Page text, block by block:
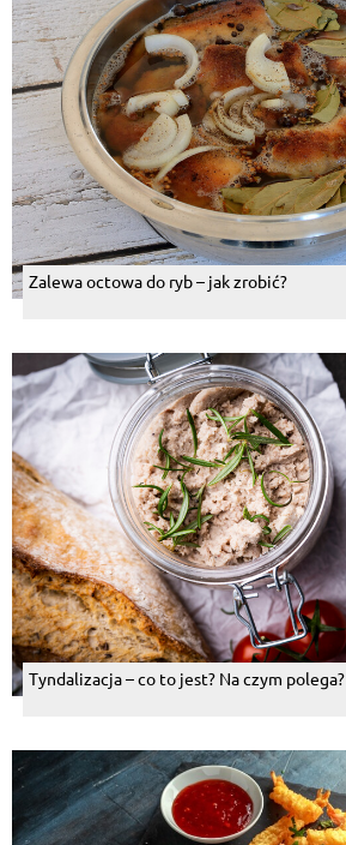
Zalewa octowa do ryb – jak zrobić?
Tyndalizacja – co to jest? Na czym polega?